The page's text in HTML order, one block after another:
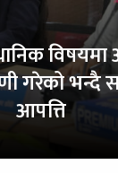
विषयमा
गरेको भन्दै
आपत्ति